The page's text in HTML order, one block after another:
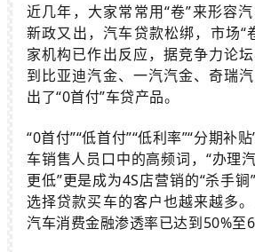
近几年，大家常常用“卷”来形容
新政又出，汽车贷款松绑，市场“
家机构已作出反应，据竞争力论
到比亚迪汽金、一汽汽金、奇瑞
出了“0首付”车贷产品。
“0首付”“低首付”“低利率”“分期补
车销售人员口中的高频词，“办理
更低”更是成为4S店营销的“杀手锏
选择贷款买车的客户也越来越多
汽车消费金融渗透率已达到50%至